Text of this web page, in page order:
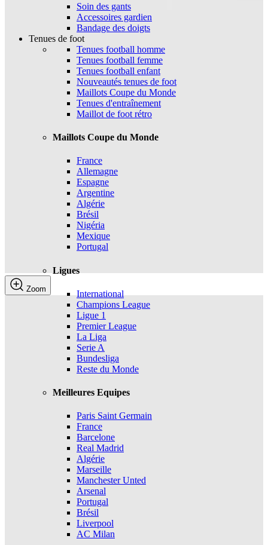
Soin des gants
Accessoires gardien
Bandage des doigts
Tenues de foot
Tenues football homme
Tenues football femme
Tenues football enfant
Nouveautés tenues de foot
Maillots Coupe du Monde
Tenues d'entraînement
Maillot de foot rétro
Maillots Coupe du Monde
France
Allemagne
Espagne
Argentine
Algérie
Brésil
Nigéria
Mexique
Portugal
Ligues
International
Champions League
Ligue 1
Premier League
La Liga
Serie A
Bundesliga
Reste du Monde
Meilleures Equipes
Paris Saint Germain
France
Barcelone
Real Madrid
Algérie
Marseille
Manchester Unted
Arsenal
Portugal
Brésil
Liverpool
AC Milan
Zoom